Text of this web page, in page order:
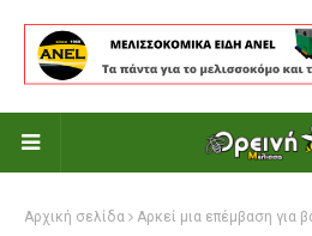
Αρχική σελίδα Αρκεί μια επέμβαση για